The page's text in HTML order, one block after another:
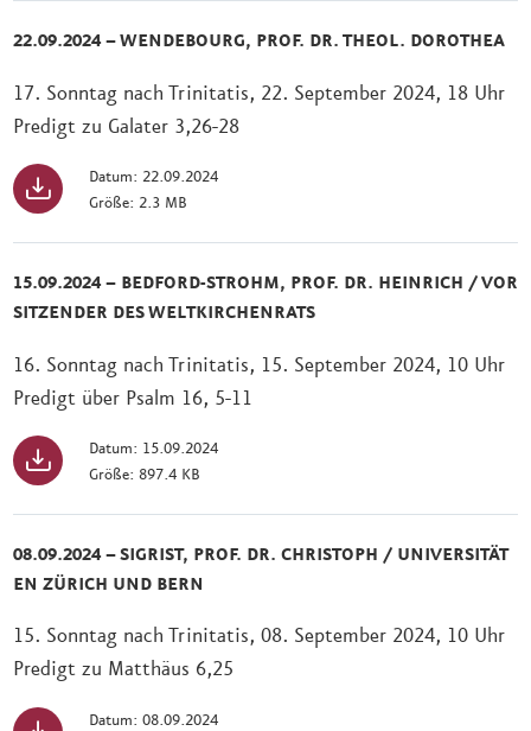
22.09.2024 – WENDEBOURG, PROF. DR. THEOL. DOROTHEA
17. Sonntag nach Trinitatis, 22. September 2024, 18 Uhr
Predigt zu Galater 3,26-28
Datum: 22.09.2024
Größe: 2.3 MB
15.09.2024 – BEDFORD-STROHM, PROF. DR. HEINRICH / VOR
SITZENDER DES WELTKIRCHENRATS
16. Sonntag nach Trinitatis, 15. September 2024, 10 Uhr
Predigt über Psalm 16, 5-11
Datum: 15.09.2024
Größe: 897.4 KB
08.09.2024 – SIGRIST, PROF. DR. CHRISTOPH / UNIVERSITÄT
EN ZÜRICH UND BERN
15. Sonntag nach Trinitatis, 08. September 2024, 10 Uhr
Predigt zu Matthäus 6,25
Datum: 08.09.2024